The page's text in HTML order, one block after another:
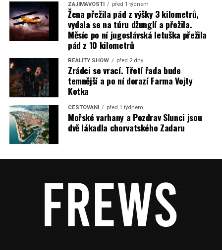
ZAJÍMAVOSTI před 1 týdnem
Žena přežila pád z výšky 3 kilometrů,
vydala se na túru džunglí a přežila.
Měsíc po ní jugoslávská letuška přežila
pád z 10 kilometrů
REALITY SHOW před 2 dny
Zrádci se vrací. Třetí řada bude
temnější a po ní dorazí Farma Vojty
Kotka
CESTOVÁNÍ před 1 týdnem
Mořské varhany a Pozdrav Slunci jsou
dvě lákadla chorvatského Zadaru